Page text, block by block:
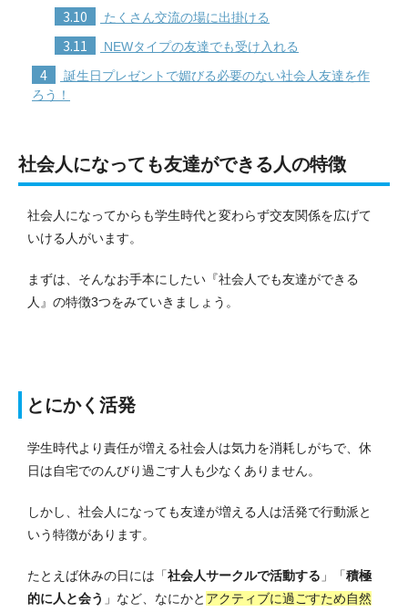
3.10 たくさん交流の場に出掛ける
3.11 NEWタイプの友達でも受け入れる
4
誕生日プレゼントで媚びる必要のない社会人友達を作
ろう！
社会人になっても友達ができる人の特徴
社会人になってからも学生時代と変わらず交友関係を広げて
いける人がいます。
まずは、そんなお手本にしたい『社会人でも友達ができる
人』の特徴3つをみていきましょう。
とにかく活発
学生時代より責任が増える社会人は気力を消耗しがちで、休
日は自宅でのんびり過ごす人も少なくありません。
しかし、社会人になっても友達が増える人は活発で行動派と
いう特徴があります。
たとえば休みの日には「社会人サークルで活動する 」「積極
的に人と会う 」など、なにかと アクティブに過ごすため自然